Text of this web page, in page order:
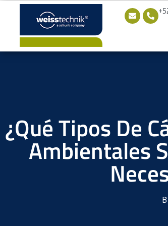
¿Qué Tipos De
Ambientales